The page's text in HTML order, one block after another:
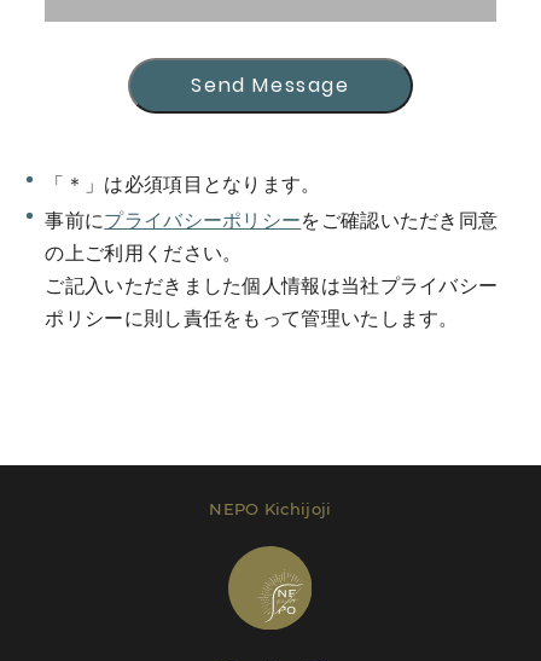
Send Message
Send Message
Send Message
「＊」は必須項目となります。
事前にプライバシーポリシーをご確認いただき同意
の上ご利用ください。
ご記入いただきました個人情報は当社プライバシー
ポリシーに則し責任をもって管理いたします。
NEPO Kichijoji